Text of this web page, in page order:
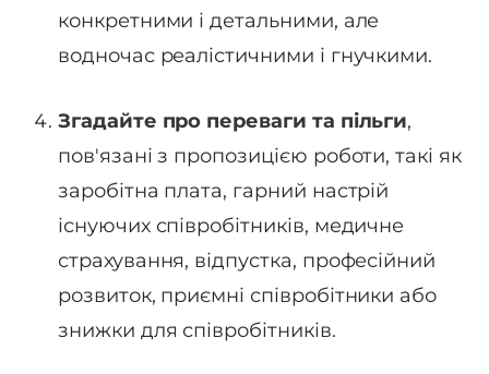
конкретними і детальними, але
водночас реалістичними і гнучкими.
Згадайте про переваги та пільги,
пов'язані з пропозицією роботи, такі як
заробітна плата, гарний настрій
існуючих співробітників, медичне
страхування, відпустка, професійний
розвиток, приємні співробітники або
знижки для співробітників.